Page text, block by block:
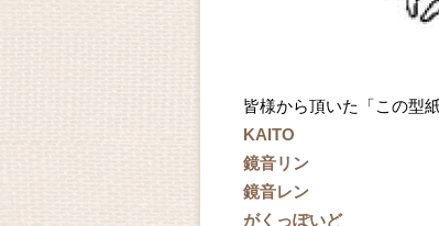
皆様から頂いた「この型
KAITO
鏡音リン
鏡音レン
がくっぽいど